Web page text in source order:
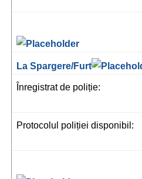
La Spargere/Furt
Înregistrat de poliție:
Protocolul poliției disponibil: